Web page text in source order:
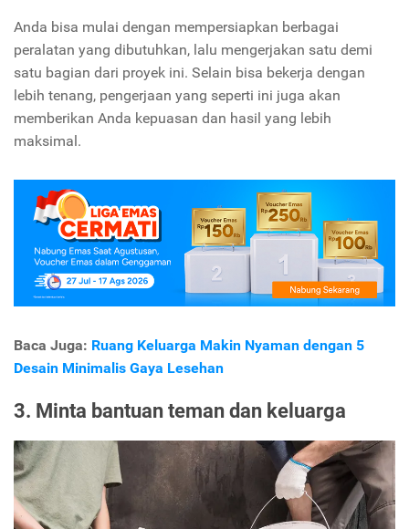
Anda bisa mulai dengan mempersiapkan berbagai
peralatan yang dibutuhkan, lalu mengerjakan satu demi
satu bagian dari proyek ini. Selain bisa bekerja dengan
lebih tenang, pengerjaan yang seperti ini juga akan
memberikan Anda kepuasan dan hasil yang lebih
maksimal.
Baca Juga: Ruang Keluarga Makin Nyaman dengan 5
Desain Minimalis Gaya Lesehan
3. Minta bantuan teman dan keluarga